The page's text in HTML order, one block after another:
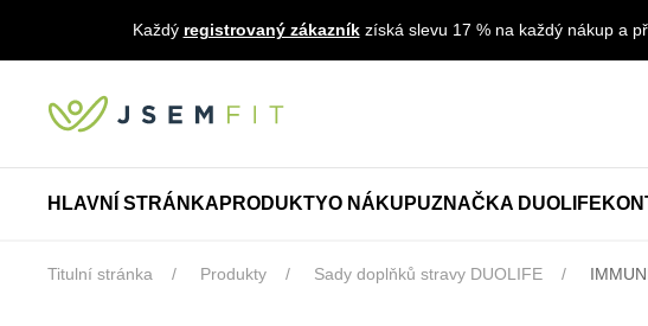
Každý registrovaný zákazníkzíská slevu 17 % na každý nákup a
HLAVNÍ STRÁNKA PRODUKTYO NÁKUPUZNAČKA DUOLIFE
Titulní stránka Produkty Sady doplňků stravy DUOLIFE